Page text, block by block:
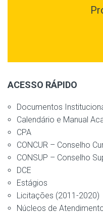
ACESSO RÁPIDO
Documentos
Calendário e Manual
CPA
CONCUR – Conselho
CONSUP – Conselho
DCE
Estágios
Licitações (2011-2020)
Núcleos de